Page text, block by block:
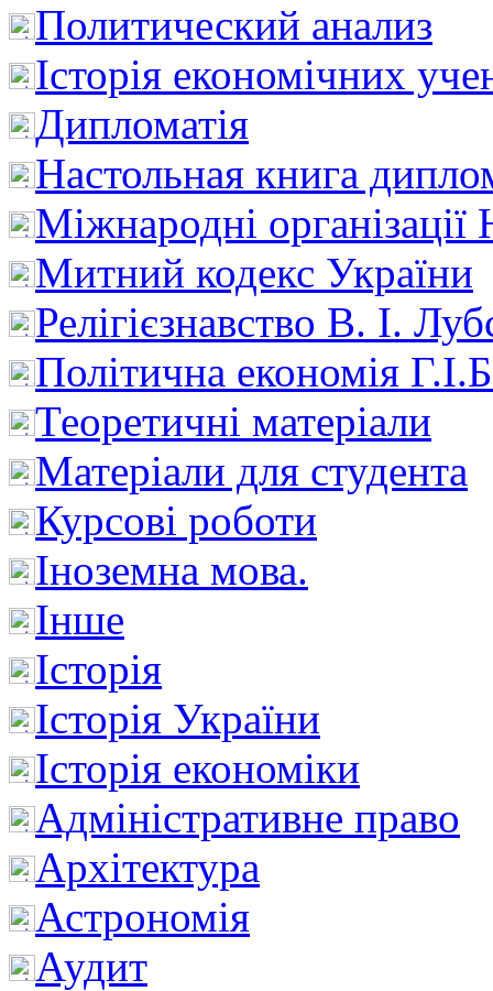
Политический анализ
Історія економічних
Дипломатія
Настольная книга
Міжнародні
Митний кодекс України
Релігієзнавство В. І.
Політична економія
Теоретичні матеріали
Матеріали для студента
Курсові роботи
Іноземна мова.
Інше
Історія
Історія України
Історія економіки
Адміністративне право
Архітектура
Астрономія
Аудит